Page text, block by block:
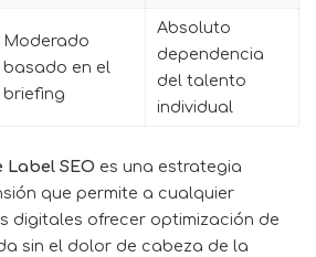
Moderado
basado en el
briefing
Absoluto
dependencia
del talento
individual
Label SEO es una estrategia
que permite a cualquier
digitales ofrecer optimización de
sin el dolor de cabeza de la